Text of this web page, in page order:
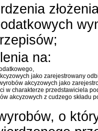
na:
jako zarejestrowany
akcyzowych jako
w charakterze przedstawiciela
akcyzowych z cudzego składu
o